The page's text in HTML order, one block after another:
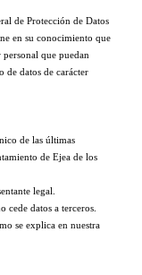
de Protección de Datos
en su conocimiento que
que puedan
de datos de carácter
de las últimas
de Ejea de los
legal.
cede datos a terceros.
se explica en nuestra